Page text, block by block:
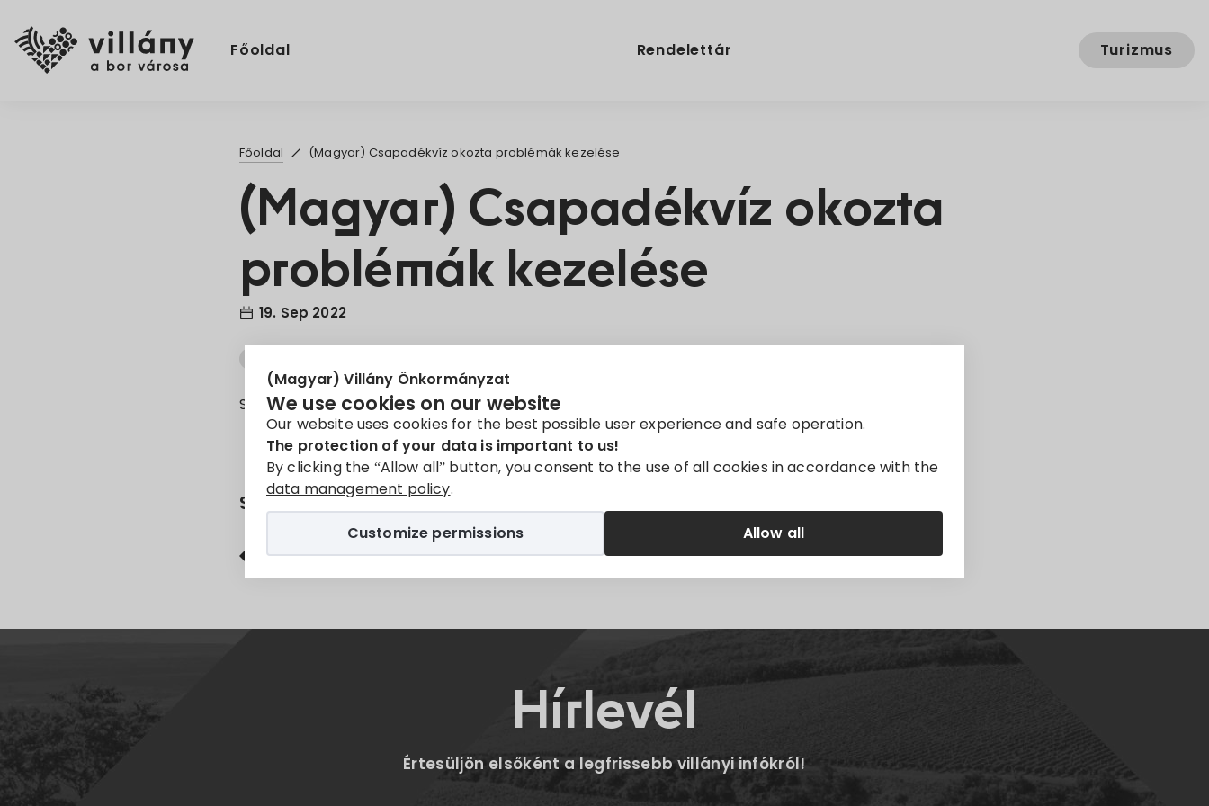
(Magyar) Villány Önkormányzat
We use cookies on our website
Our website uses cookies for the best possible user experience and safe operation.
The protection of your data is important to us!
By clicking the “Allow all” button, you consent to the use of all cookies in accordance with the
data management policy.
Allow all
Customize permissions
Főoldal Rendelettár Turizmus
Főoldal (Magyar) Csapadékvíz okozta problémák kezelése
(Magyar) Csapadékvíz okozta
problémák kezelése
19. Sep 2022
Sorry, this entry is only available inMagyar.
Share
Facebook Twitter E-mail
Hírlevél
Értesüljön elsőként a legfrissebb villányi infókról!